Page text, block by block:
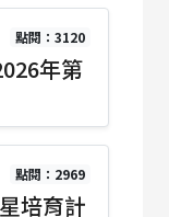
點閱：3120
年第
點閱：2969
培育計